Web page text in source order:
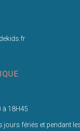
à 18H45
jours fériés et pendant